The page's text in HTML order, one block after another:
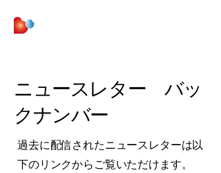
ニュースレター バッ
クナンバー
過去に配信されたニュースレターは以
下のリンクからご覧いただけます。